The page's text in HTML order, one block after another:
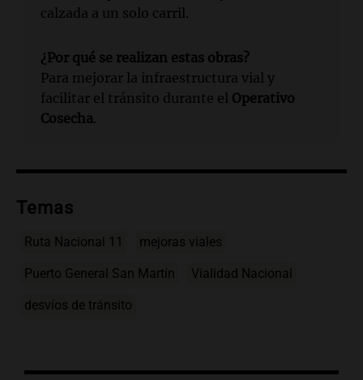
calzada a un solo carril.
¿Por qué se realizan estas obras?
Para mejorar la infraestructura vial y
facilitar el tránsito durante el Operativo
Cosecha.
Temas
Ruta Nacional 11 mejoras viales
Puerto General San Martín Vialidad Nacional
desvíos de tránsito